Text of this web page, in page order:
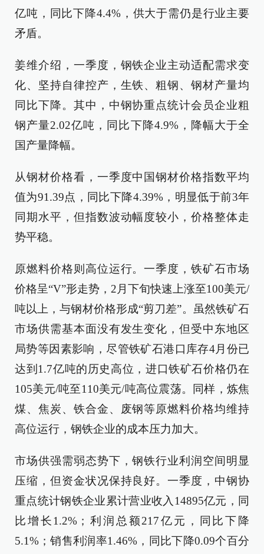
亿吨，同比下降4.4%，供大于需仍是行业主要
矛盾。
姜维介绍，一季度，钢铁企业主动适配需求变
化、坚持自律控产，生铁、粗钢、钢材产量均
同比下降。其中，中钢协重点统计会员企业粗
钢产量2.02亿吨，同比下降4.9%，降幅大于全
国产量降幅。
从钢材价格看，一季度中国钢材价格指数平均
值为91.39点，同比下降4.39%，明显低于前3年
同期水平，但指数波动幅度较小，价格整体走
势平稳。
原燃料价格则高位运行。一季度，铁矿石市场
价格呈“V”形走势，2月下旬快速上涨至100美元/
吨以上，与钢材价格形成“剪刀差”。虽然铁矿石
市场供需基本面没有发生变化，但受中东地区
局势等因素影响，尽管铁矿石港口库存4月份已
达到1.7亿吨的历史高位，进口铁矿石价格仍在
105美元/吨至110美元/吨高位震荡。同样，炼焦
煤、焦炭、铁合金、废钢等原燃料价格均维持
高位运行，钢铁企业的成本压力加大。
市场供强需弱态势下，钢铁行业利润空间明显
压缩，但资金状况保持良好。一季度，中钢协
重点统计钢铁企业累计营业收入14895亿元，同
比增长1.2%；利润总额217亿元，同比下降
5.1%；销售利润率1.46%，同比下降0.09个百分